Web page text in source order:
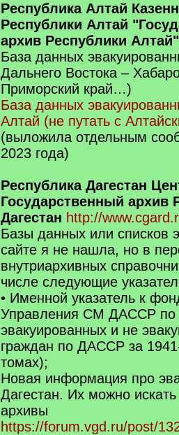
Республика Алтай
Республики Алтай
архив Республики Алтай"
База данных
Дальнего Востока –
Приморский край…)
База данных
Алтай (не путать с
(выложила отдельным
2023 года)
Республика Дагестан
Государственный архив
Дагестан http://
Базы данных или списков
сайте я не нашла, но в
внутриархивных
числе следующие
• Именной указатель к
Управления СМ ДАССР по
эвакуированных и не
граждан по ДАССР за
томах);
Новая информация про
Дагестан. Их можно
архивы
https://forum.vgd.ru/post/